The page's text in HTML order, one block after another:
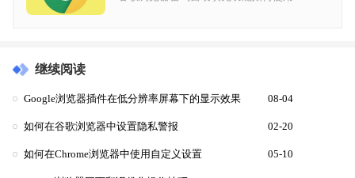
继续阅读
Google浏览器插件在低分辨率屏幕下的显示效果 08-04
如何在谷歌浏览器中设置隐私警报 02-20
如何在Chrome浏览器中使用自定义设置 05-10